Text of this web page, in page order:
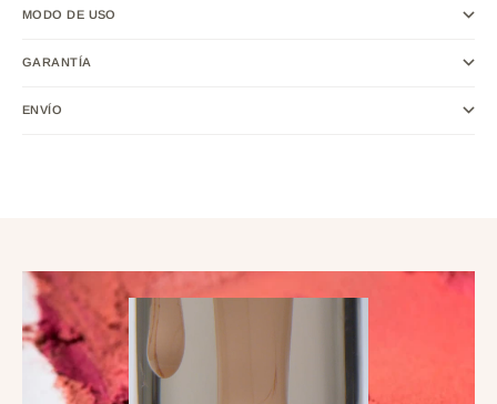
MODO DE USO
GARANTÍA
ENVÍO